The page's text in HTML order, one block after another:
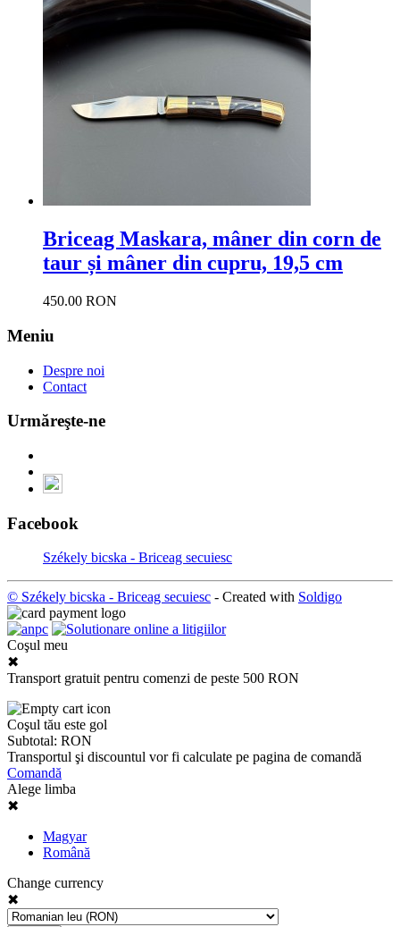
Briceag Maskara, mâner din corn de
taur și mâner din cupru, 19,5 cm
450.00 RON
Meniu
Despre noi
Contact
Urmăreşte-ne
Facebook
Székely bicska - Briceag secuiesc
© Székely bicska - Briceag secuiesc - Created with Soldigo
Coşul meu
✖
Transport gratuit pentru comenzi de peste 500 RON
Coşul tău este gol
Subtotal: RON
Transportul şi discountul vor fi calculate pe pagina de comandă
Comandă
Alege limba
✖
Magyar
Română
Change currency
✖